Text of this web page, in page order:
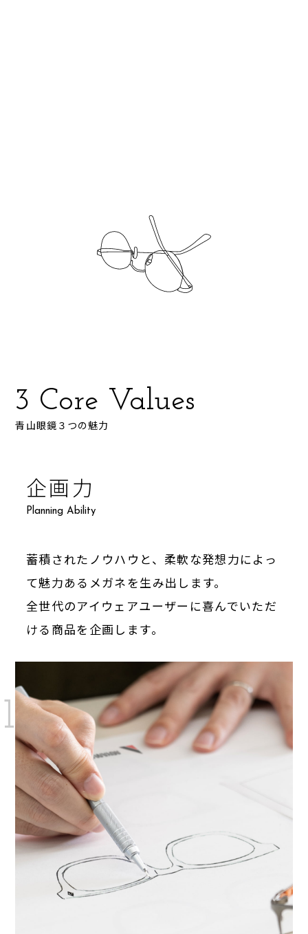
3 Core Values
青山眼鏡３つの魅力
企画力
Planning Ability
蓄積されたノウハウと、柔軟な発想力によっ
て魅力あるメガネを生み出します。
全世代のアイウェアユーザーに喜んでいただ
ける商品を企画します。